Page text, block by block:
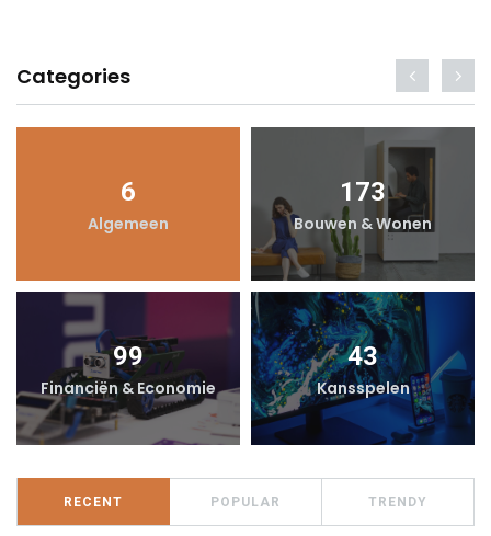
Categories
6
Algemeen
173
Bouwen & Wonen
99
Financiën & Economie
43
Kansspelen
RECENT POPULAR TRENDY